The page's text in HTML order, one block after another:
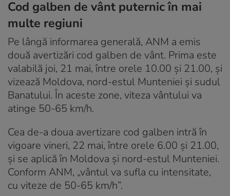
Cod galben de vânt puternic în mai
multe regiuni
Pe lângă informarea generală, ANM a emis
două avertizări cod galben de vânt. Prima este
valabilă joi, 21 mai, între orele 10.00 și 21.00, și
vizează Moldova, nord-estul Munteniei și sudul
Banatului. În aceste zone, viteza vântului va
atinge 50-65 km/h.
Cea de-a doua avertizare cod galben intră în
vigoare vineri, 22 mai, între orele 6.00 și 21.00,
și se aplică în Moldova și nord-estul Munteniei.
Conform ANM, „vântul va sufla cu intensitate,
cu viteze de 50-65 km/h”.